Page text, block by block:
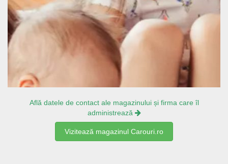
Află datele de contact ale magazinului și firma care îl
administrează
Vizitează magazinul Carouri.ro